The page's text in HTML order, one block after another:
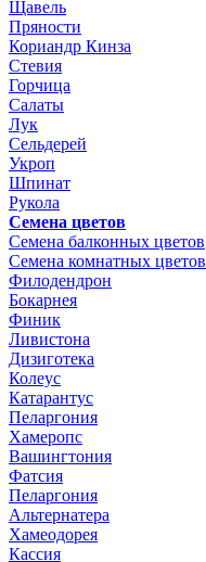
Щавель
Пряности
Кориандр Кинза
Стевия
Горчица
Салаты
Лук
Сельдерей
Укроп
Шпинат
Рукола
Семена цветов
Семена балконных цветов
Семена комнатных цветов
Филодендрон
Бокарнея
Финик
Ливистона
Дизиготека
Колеус
Катарантус
Пеларгония
Хамеропс
Вашингтония
Фатсия
Пеларгония
Альтернатера
Хамеодорея
Кассия